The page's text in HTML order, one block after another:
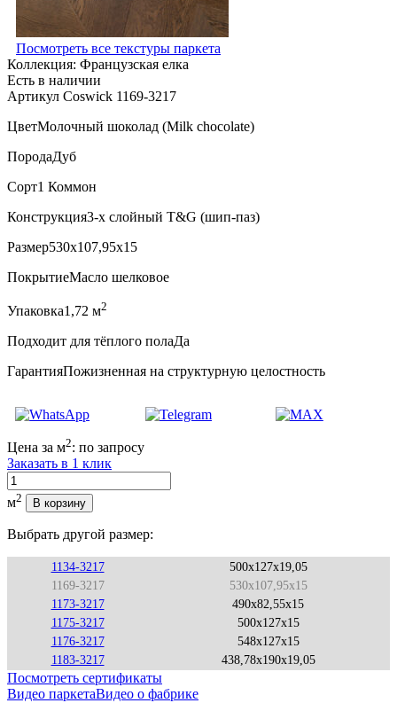
Посмотреть все текстуры паркета
Коллекция: Французская елка
Есть в наличии
Артикул Coswick 1169-3217
ЦветМолочный шоколад (Milk chocolate)
ПородаДуб
Сорт1 Коммон
Конструкция3-х слойный T&G (шип-паз)
Размер530x107,95x15
ПокрытиеМасло шелковое
Упаковка1,72 м2
Подходит для тёплого полаДа
ГарантияПожизненная на структурную целостность
Цена за м2: по запросу
Заказать в 1 клик
Количество
м2 В корзину
Выбрать другой размер:
1134-3217
500x127x19,05
1169-3217
530x107,95x15
1173-3217
490x82,55x15
1175-3217
500x127x15
1176-3217
548x127x15
1183-3217
438,78x190x19,05
Посмотреть сертификаты
Видео паркетаВидео о фабрике